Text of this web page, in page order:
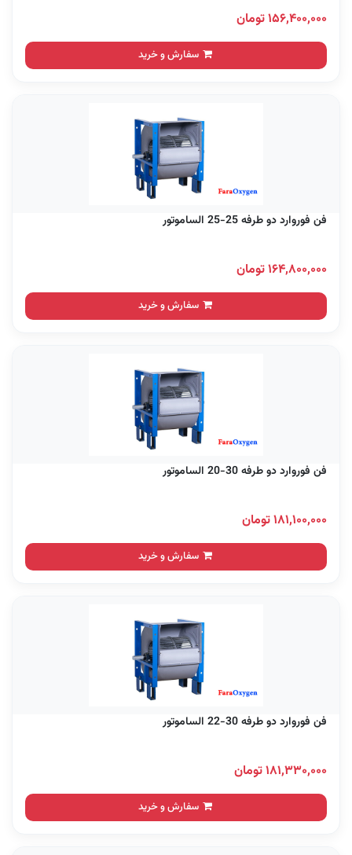
۱۵۶,۴۰۰,۰۰۰ تومان
سفارش و خرید
فن فوروارد دو طرفه 25-25 الساموتور
۱۶۴,۸۰۰,۰۰۰ تومان
سفارش و خرید
فن فوروارد دو طرفه 30-20 الساموتور
۱۸۱,۱۰۰,۰۰۰ تومان
سفارش و خرید
فن فوروارد دو طرفه 30-22 الساموتور
۱۸۱,۳۳۰,۰۰۰ تومان
سفارش و خرید